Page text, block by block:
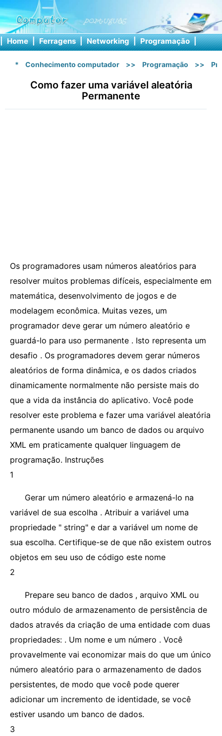
| Home | Ferragens | Networking | Programação |
* Conhecimento computador >> Programação >>
Como fazer uma variável aleatória
Permanente
Os programadores usam números aleatórios para
resolver muitos problemas difíceis, especialmente em
matemática, desenvolvimento de jogos e de
modelagem econômica. Muitas vezes, um
programador deve gerar um número aleatório e
guardá-lo para uso permanente . Isto representa um
desafio . Os programadores devem gerar números
aleatórios de forma dinâmica, e os dados criados
dinamicamente normalmente não persiste mais do
que a vida da instância do aplicativo. Você pode
resolver este problema e fazer uma variável aleatória
permanente usando um banco de dados ou arquivo
XML em praticamente qualquer linguagem de
programação. Instruções
1
Gerar um número aleatório e armazená-lo na
variável de sua escolha . Atribuir a variável uma
propriedade " string" e dar a variável um nome de
sua escolha. Certifique-se de que não existem outros
objetos em seu uso de código este nome
2
Prepare seu banco de dados , arquivo XML ou
outro módulo de armazenamento de persistência de
dados através da criação de uma entidade com duas
propriedades: . Um nome e um número . Você
provavelmente vai economizar mais do que um único
número aleatório para o armazenamento de dados
persistentes, de modo que você pode querer
adicionar um incremento de identidade, se você
estiver usando um banco de dados.
3